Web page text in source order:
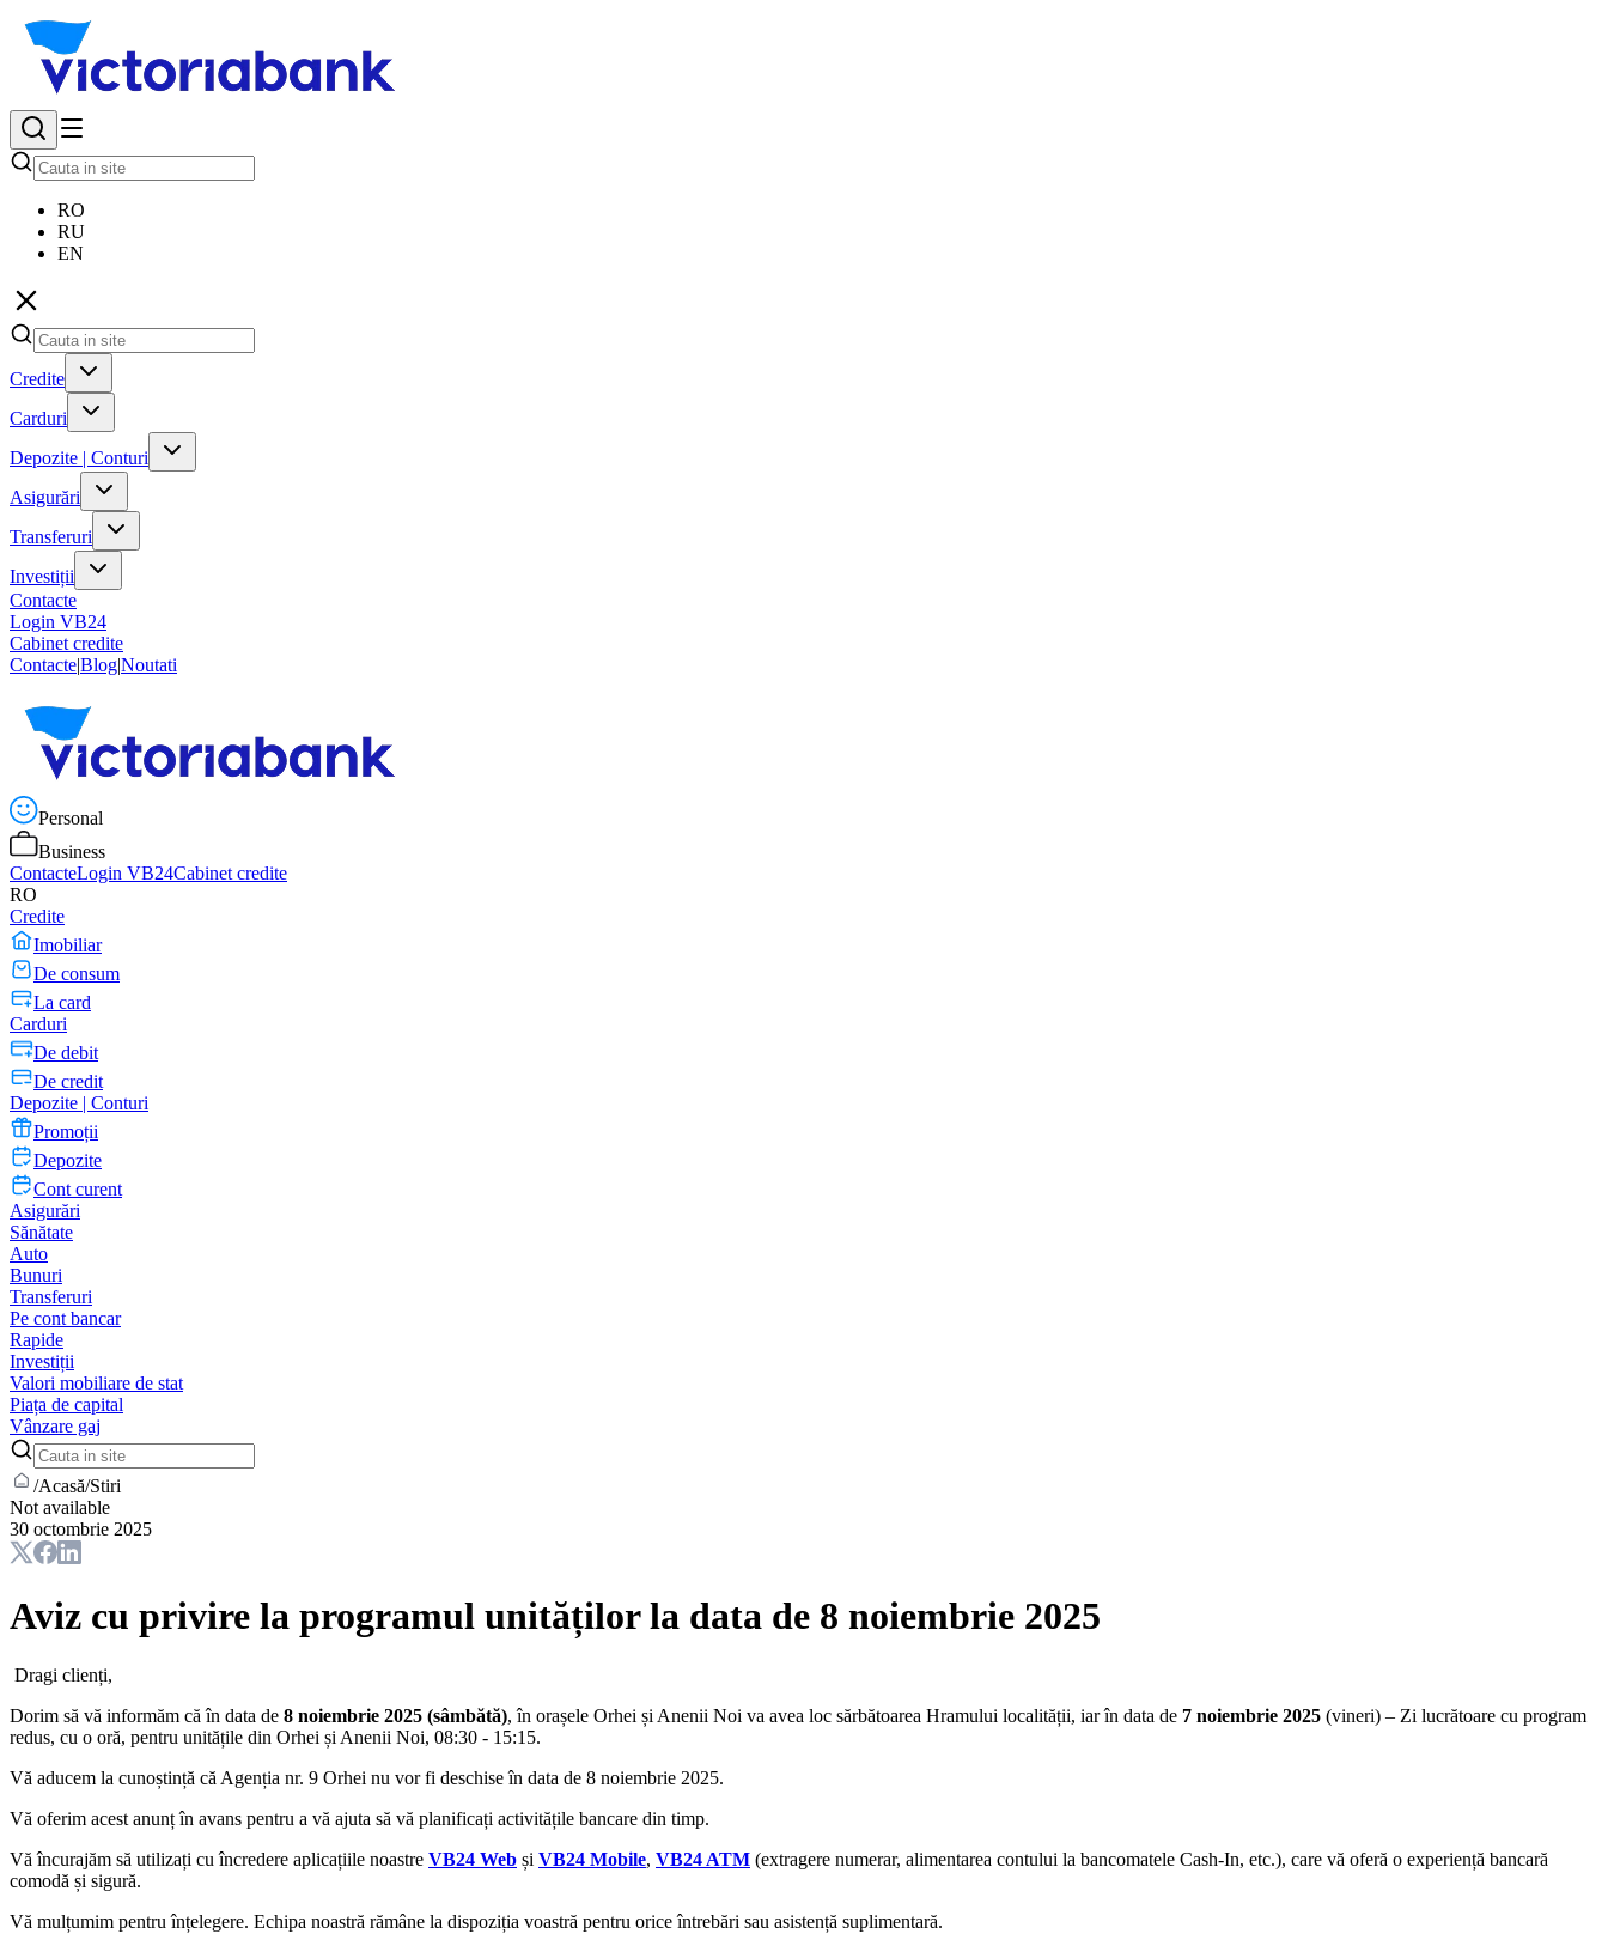
RO
RU
EN
Credite
Carduri
Depozite | Conturi
Asigurări
Transferuri
Investiții
Contacte
Login VB24
Cabinet credite
Contacte|Blog|Noutati
Personal
Business
ContacteLogin VB24Cabinet credite
RO
Credite
Imobiliar
De consum
La card
Carduri
De debit
De credit
Depozite | Conturi
Promoții
Depozite
Cont curent
Asigurări
Sănătate
Auto
Bunuri
Transferuri
Pe cont bancar
Rapide
Investiții
Valori mobiliare de stat
Piața de capital
Vânzare gaj
/Acasă/Stiri
Not available
30 octombrie 2025
Aviz cu privire la programul unităților la data de 8 noiembrie 2025
Dragi clienți,
Dorim să vă informăm că în data de 8 noiembrie 2025 (sâmbătă), în orașele Orhei și Anenii Noi va avea loc sărbătoarea Hramului localității, iar în data de 7 noiembrie 2025 (vineri) – Zi lucrătoare cu program
redus, cu o oră, pentru unitățile din Orhei și Anenii Noi, 08:30 - 15:15.
Vă aducem la cunoștință că Agenția nr. 9 Orhei nu vor fi deschise în data de 8 noiembrie 2025.
Vă oferim acest anunț în avans pentru a vă ajuta să vă planificați activitățile bancare din timp.
Vă încurajăm să utilizați cu încredere aplicațiile noastre VB24 Web și VB24 Mobile, VB24 ATM (extragere numerar, alimentarea contului la bancomatele Cash-In, etc.), care vă oferă o experiență bancară
comodă și sigură.
Vă mulțumim pentru înțelegere. Echipa noastră rămâne la dispoziția voastră pentru orice întrebări sau asistență suplimentară.